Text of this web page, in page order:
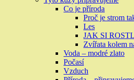
Co je příroda
Proč je strom
Les
JAK SI
Zvířata kolem
Voda – modré zlato
Počasí
Vzduch